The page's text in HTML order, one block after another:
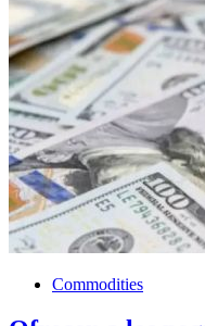
Commodities